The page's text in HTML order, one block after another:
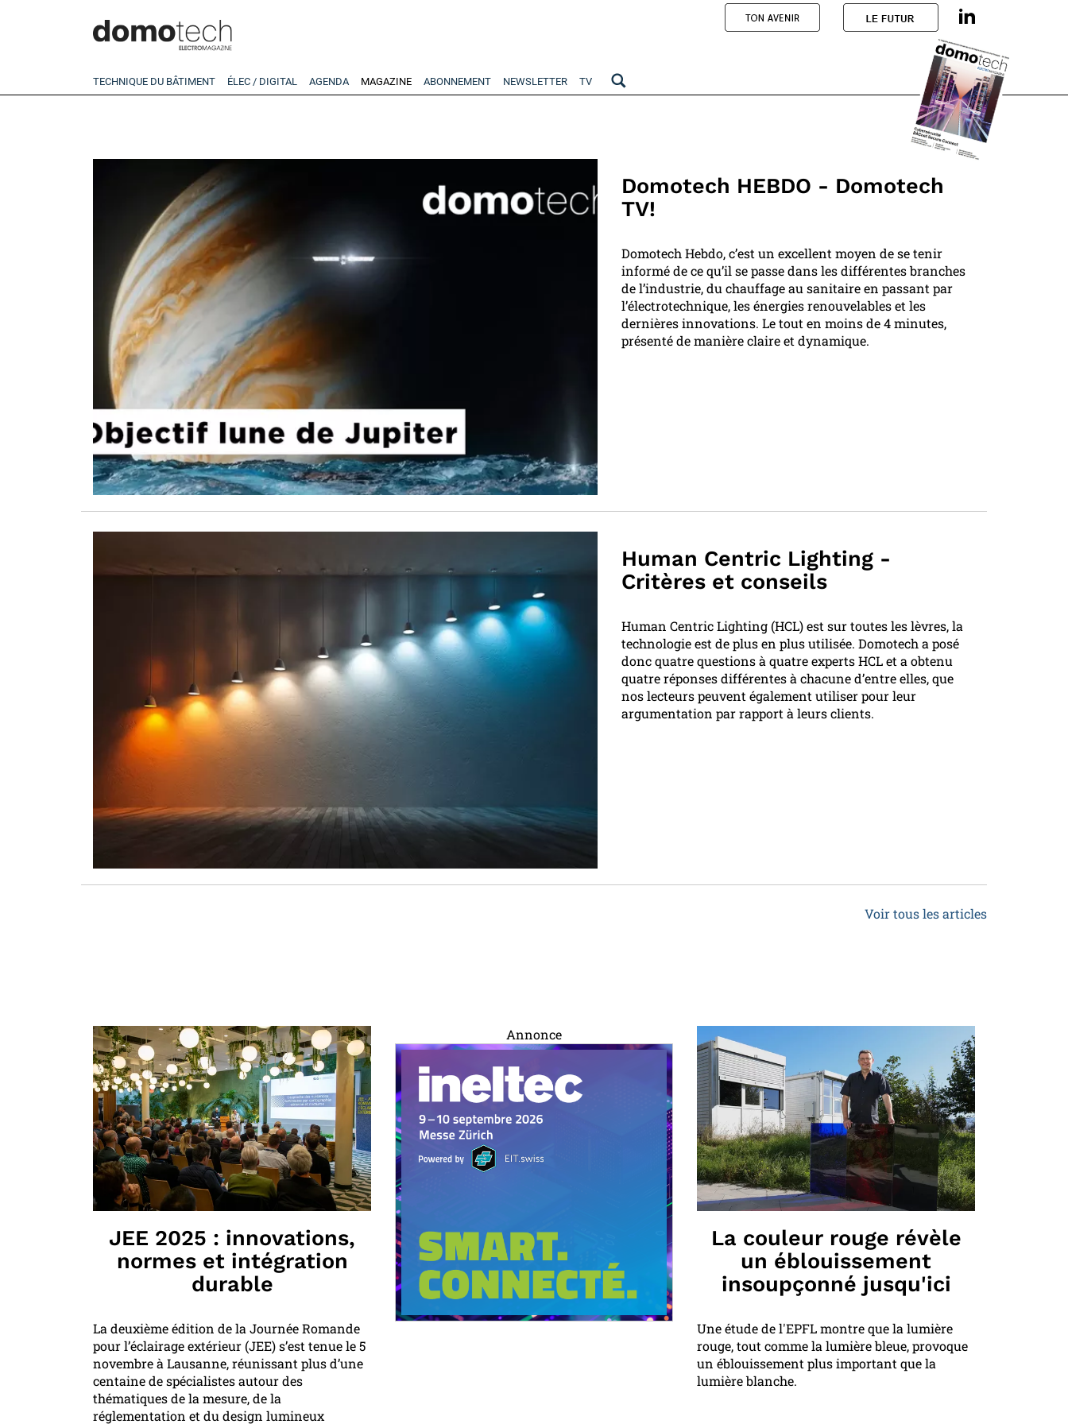
TECHNIQUE DU BÂTIMENT ÉLEC / DIGITAL AGENDA MAGAZINE ABONNEMENT NEWSLETTER TV
Domotech HEBDO - Domotech
TV!
Domotech Hebdo, c’est un excellent moyen de se tenir
informé de ce qu’il se passe dans les différentes branches
de l’industrie, du chauffage au sanitaire en passant par
l’électrotechnique, les énergies renouvelables et les
dernières innovations. Le tout en moins de 4 minutes,
présenté de manière claire et dynamique.
Human Centric Lighting -
Critères et conseils
Human Centric Lighting (HCL) est sur toutes les lèvres, la
technologie est de plus en plus utilisée. Domotech a posé
donc quatre questions à quatre experts HCL et a obtenu
quatre réponses différentes à chacune d’entre elles, que
nos lecteurs peuvent également utiliser pour leur
argumentation par rapport à leurs clients.
Voir tous les articles
JEE 2025 : innovations,
normes et intégration
durable
La deuxième édition de la Journée Romande
pour l’éclairage extérieur (JEE) s’est tenue le 5
novembre à Lausanne, réunissant plus d’une
centaine de spécialistes autour des
thématiques de la mesure, de la
réglementation et du design lumineux
Annonce
La couleur rouge révèle
un éblouissement
insoupçonné jusqu'ici
Une étude de l'EPFL montre que la lumière
rouge, tout comme la lumière bleue, provoque
un éblouissement plus important que la
lumière blanche.